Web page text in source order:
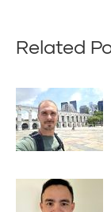
Related